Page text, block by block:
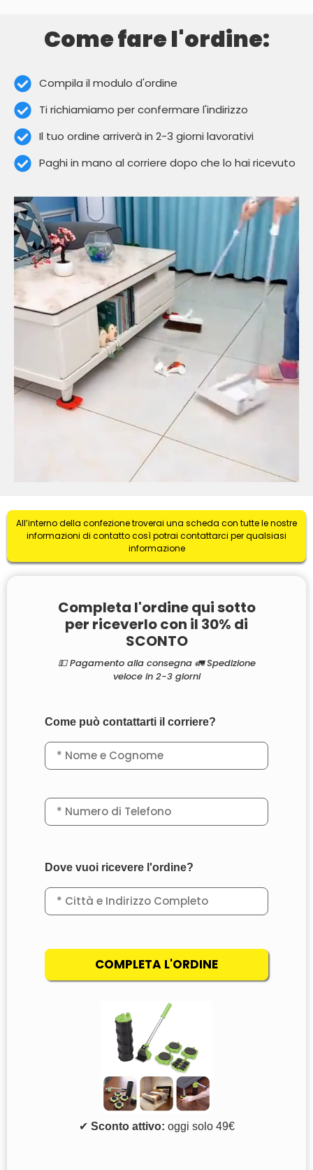
Come fare l'ordine:
Compila il modulo d'ordine
Ti richiamiamo per confermare l'indirizzo
Il tuo ordine arriverà in 2-3 giorni lavorativi
Paghi in mano al corriere dopo che lo hai ricevuto
All’interno della confezione troverai una scheda con tutte le nostre
informazioni di contatto così potrai contattarci per qualsiasi
informazione
Completa l'ordine qui sotto
per riceverlo con il 30% di
SCONTO
💵 Pagamento alla consegna 🚛 Spedizione
veloce in 2-3 giorni
Come può contattarti il corriere?
Dove vuoi ricevere l'ordine?
✔ Sconto attivo: oggi solo 49€